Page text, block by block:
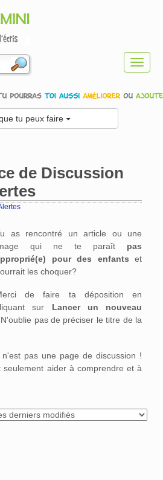
tu peux faire
de Discussion
as rencontré un article ou une
qui ne te paraît pas
pour des enfants et
les choquer?
de faire ta déposition en
sur Lancer un nouveau
. N'oublie pas de préciser le titre de la
pas une page de discussion !
seulement aider à comprendre et à